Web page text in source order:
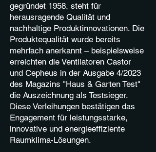
gegründet 1958, steht für
herausragende Qualität und
nachhaltige Produktinnovationen. Die
Produktequalität wurde bereits
mehrfach anerkannt – beispielsweise
erreichten die Ventilatoren Castor
und Cepheus in der Ausgabe 4/2023
des Magazins "Haus & Garten Test"
die Auszeichnung als Testsieger.
Diese Verleihungen bestätigen das
Engagement für leistungsstarke,
innovative und energieeffiziente
Raumklima-Lösungen.